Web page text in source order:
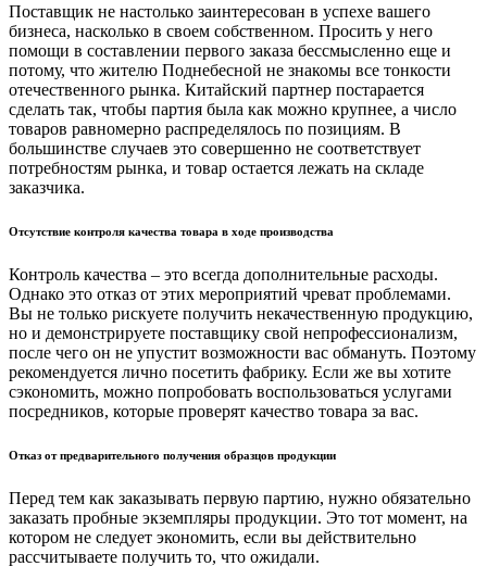
Поставщик не настолько заинтересован в успехе вашего
бизнеса, насколько в своем собственном. Просить у него
помощи в составлении первого заказа бессмысленно еще и
потому, что жителю Поднебесной не знакомы все тонкости
отечественного рынка. Китайский партнер постарается
сделать так, чтобы партия была как можно крупнее, а число
товаров равномерно распределялось по позициям. В
большинстве случаев это совершенно не соответствует
потребностям рынка, и товар остается лежать на складе
заказчика.
Отсутствие контроля качества товара в ходе производства
Контроль качества – это всегда дополнительные расходы.
Однако это отказ от этих мероприятий чреват проблемами.
Вы не только рискуете получить некачественную продукцию,
но и демонстрируете поставщику свой непрофессионализм,
после чего он не упустит возможности вас обмануть. Поэтому
рекомендуется лично посетить фабрику. Если же вы хотите
сэкономить, можно попробовать воспользоваться услугами
посредников, которые проверят качество товара за вас.
Отказ от предварительного получения образцов продукции
Перед тем как заказывать первую партию, нужно обязательно
заказать пробные экземпляры продукции. Это тот момент, на
котором не следует экономить, если вы действительно
рассчитываете получить то, что ожидали.